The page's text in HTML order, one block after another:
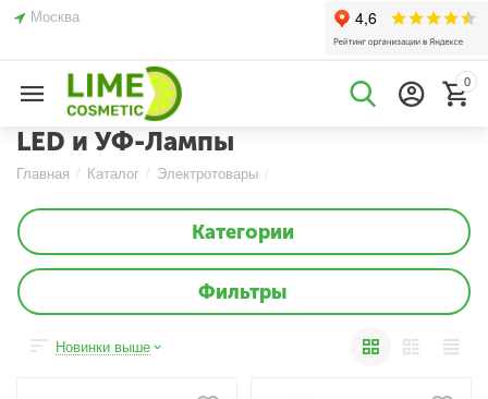
Москва
0
LED и УФ-Лампы
Главная / Каталог / Электротовары /
Категории
Фильтры
Новинки выше